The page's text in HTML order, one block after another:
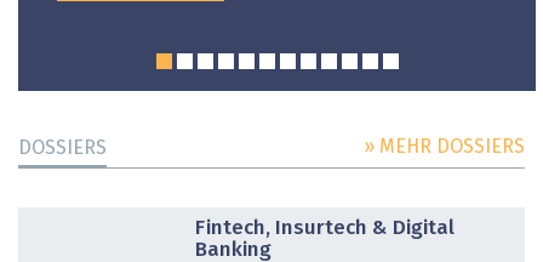
DOSSIERS » MEHR DOSSIERS
Fintech, Insurtech & Digital
Banking